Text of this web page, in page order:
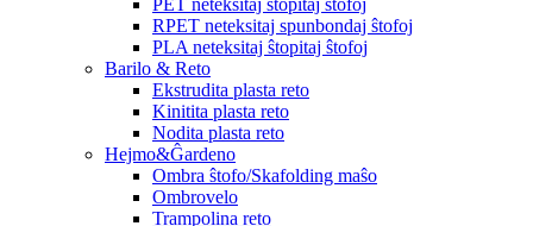
PET neteksitaj ŝtopitaj ŝtofoj
RPET neteksitaj spunbondaj ŝtofoj
PLA neteksitaj ŝtopitaj ŝtofoj
Barilo & Reto
Ekstrudita plasta reto
Kinitita plasta reto
Nodita plasta reto
Hejmo&Ĝardeno
Ombra ŝtofo/Skafolding maŝo
Ombrovelo
Trampolina reto